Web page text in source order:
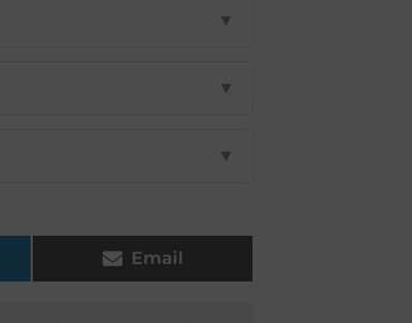
▼
▼
▼
Email